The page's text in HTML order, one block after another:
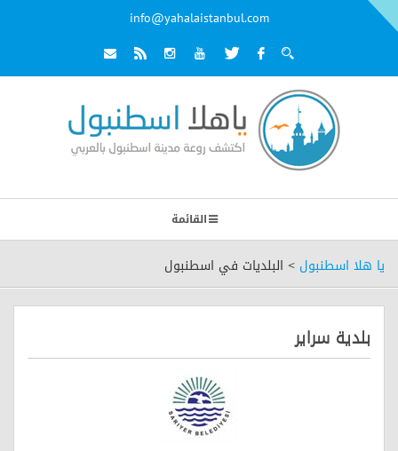
info@yahalaistanbul.com
القائمة
يا هلا اسطنبول > البلديات في اسطنبول
بلدية سراير